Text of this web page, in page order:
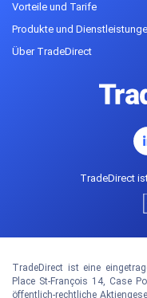
Vorteile und Tarife
Produkte und
Über TradeDirect
TradeDirect
TradeDirect ist eine
Place St-François 14, Case
öffentlich-rechtliche